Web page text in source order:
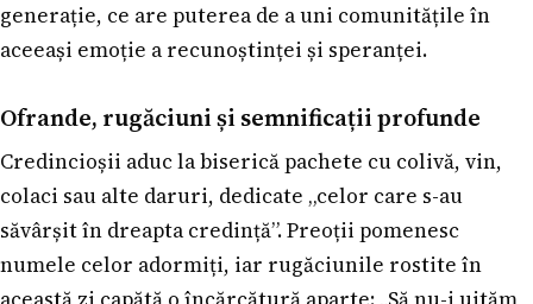
generație, ce are puterea de a uni comunitățile în
aceeași emoție a recunoștinței și speranței.
Ofrande, rugăciuni și semnificații profunde
Credincioșii aduc la biserică pachete cu colivă, vin,
colaci sau alte daruri, dedicate „celor care s-au
săvârșit în dreapta credință”. Preoții pomenesc
numele celor adormiți, iar rugăciunile rostite în